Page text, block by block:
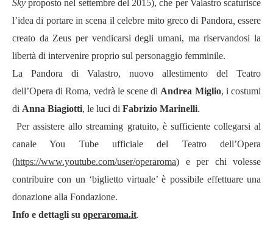
Skyproposto nel settembre del 2015), che per Valastro scaturisce
l’idea di portare in scena il celebre mito greco di Pandora essere
creato da Zeus per vendicarsi degli umani, ma riservandosi la
libertà di intervenire proprio sul personaggio femminile.
La Pandora di Valastro, nuovo allestimento del Teatro
dell’Opera di Roma, vedrà le scene di Andrea Miglio, i costumi
di Anna Biagiotti, le luci di Fabrizio Marinelli.
Per assistere allo streaming gratuito, è sufficiente collegarsi al
canale You Tube ufficiale del Teatro dell’Opera
(https://www.youtube.com/user/operaroma) e per chi volesse
contribuire con un ‘biglietto virtuale’è possibile effettuare una
donazione alla Fondazione.
Info e dettagli su operaroma.it.